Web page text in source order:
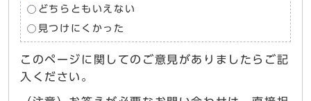
どちらともいえない
見つけにくかった
このページに関してのご意見がありましたらご記
入ください。